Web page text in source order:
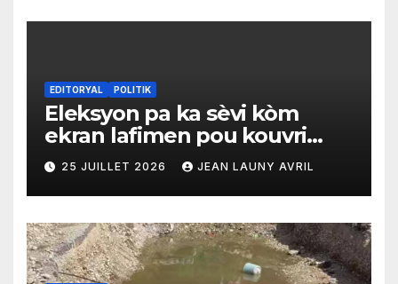
EDITORYAL POLITIK
Eleksyon pa ka sèvi kòm
ekran lafimen pou kouvri
echèk tranzisyon an
25 JUILLET 2026 JEAN LAUNY AVRIL